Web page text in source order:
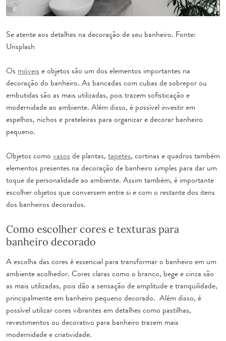
Se atente aos detalhes na decoração de seu banheiro. Fonte:
Unsplash
Os móveis e objetos são um dos elementos importantes na
decoração do banheiro. As bancadas com cubas de sobrepor ou
embutidas são as mais utilizadas, pois trazem sofisticação e
modernidade ao ambiente. Além disso, é possível investir em
espelhos, nichos e prateleiras para organizar e decorar banheiro
pequeno.
Objetos como vasos de plantas, tapetes, cortinas e quadros também
elementos presentes na decoração de banheiro simples para dar um
toque de personalidade ao ambiente. Assim também, é importante
escolher objetos que conversem entre si e com o restante dos itens
dos banheiros decorados.
Como escolher cores e texturas para
banheiro decorado
A escolha das cores é essencial para transformar o banheiro em um
ambiente acolhedor. Cores claras como o branco, bege e cinza são
as mais utilizadas, pois dão a sensação de amplitude e tranquilidade,
principalmente em banheiro pequeno decorado. Além disso, é
possível utilizar cores vibrantes em detalhes como pastilhas,
revestimentos ou decorativo para banheiro trazem mais
modernidade e criatividade.